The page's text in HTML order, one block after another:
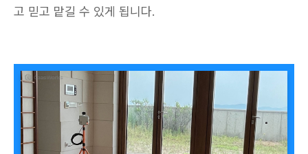
고 믿고 맡길 수 있게 됩니다.